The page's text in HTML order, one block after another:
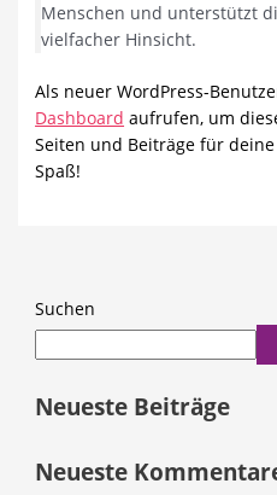
Menschen und unterstützt
vielfacher Hinsicht.
Als neuer WordPress-
Dashboard aufrufen, um
Seiten und Beiträge für
Spaß!
Suchen
Neueste Beiträge
Neueste